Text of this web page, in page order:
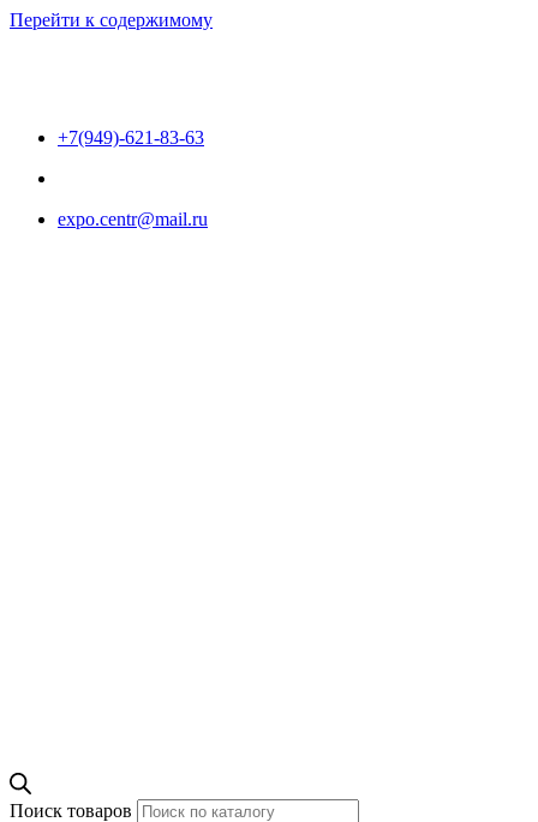
Перейти к содержимому
+7(949)-621-83-63
expo.centr@mail.ru
Поиск товаров